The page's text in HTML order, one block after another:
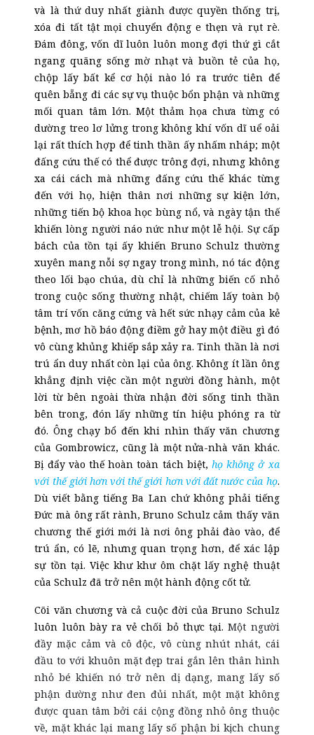
và là thứ duy nhất giành được quyền thống trị,
xóa đi tất tật mọi chuyển động e thẹn và rụt rè.
Đám đông, vốn dĩ luôn luôn mong đợi thứ gì cắt
ngang quãng sống mờ nhạt và buồn tẻ của họ,
chộp lấy bất kể cơ hội nào ló ra trước tiên để
quên bẵng đi cácsự vụ thuộc bổn phận và những
mối quan tâm lớn. Một thảm họa chưa từng có
dường treo lơ lửng trong không khí vốn dĩ uể oải
lại rất thích hợp để tinh thần ấy nhấm nháp; một
đấng cứu thế có thể được trông đợi, nhưng không
xa cái cách mà những đấng cứu thế khác từng
đến với họ, hiện thân nơi những sự kiện lớn,
những tiến bộ khoa học bùng nổ, và ngày tận thế
khiến lòng người náo nức như một lễ hội. Sự cấp
bách của tồn tại ấy khiến Bruno Schulz thường
xuyên mang nỗi sợ ngay trong mình, nó tác động
theo lối bạo chúa, dù chỉ là những biến cố nhỏ
trong cuộc sống thường nhật, chiếm lấy toàn bộ
tâm trí vốn căng cứng và hết sức nhạy cảm của kẻ
bệnh, mơ hồ báo động điềm gở hay một điều gì đó
vô cùng khủng khiếp sắp xảy ra. Tinh thần là nơi
trú ẩn duy nhất còn lại của ông. Không ít lần ông
khẳng định việc cần một người đồng hành, một
lời từ bên ngoài thừa nhận đời sống tinh thần
bên trong, đón lấy những tín hiệu phóng ra từ
đó. Ông chạy bổ đến khi nhìn thấy văn chương
của Gombrowicz, cũng là một nửa-nhà văn khác.
Bị đẩy vào thế hoàn toàn tách biệt,họ không ở xa
với thế giới hơn với thế giới hơn với đất nước của họ.
Dù viết bằng tiếng Ba Lan chứ không phải tiếng
Đức mà ông rất rành, Bruno Schulz cảm thấy văn
chương thế giới mới là nơi ông phải đào vào, để
trú ẩn, có lẽ, nhưng quan trọng hơn, để xác lập
sự tồn tại. Việc khư khư ôm chặt lấy nghệ thuật
của Schulz đã trở nên một hành động cốt tử.
Cõi văn chương và cả cuộc đời của Bruno Schulz
luôn luônbày ra vẻ chối bỏ thực tại.Một người
đầy mặc cảm và cô độc, vô cùng nhút nhát, cái
đầu to với khuôn mặt đẹp trai gắn lên thân hình
nhỏ bé khiến nó trở nên dị dạng, mang lấy số
phận dường như đen đủi nhất, một mặt không
được quan tâm bởi cái cộng đồng nhỏ ông thuộc
về, mặt khác lại mang lấy số phận bi kịch chung